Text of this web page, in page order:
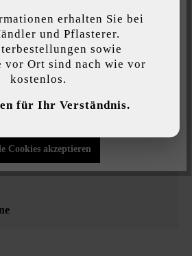
zu können...Mehr Informationen
Einstellungen
Cookies akzeptieren
erhalten Sie bei
und Pflasterer.
sowie
vor Ort sind nach wie vor
kostenlos.
für Ihr Verständnis.